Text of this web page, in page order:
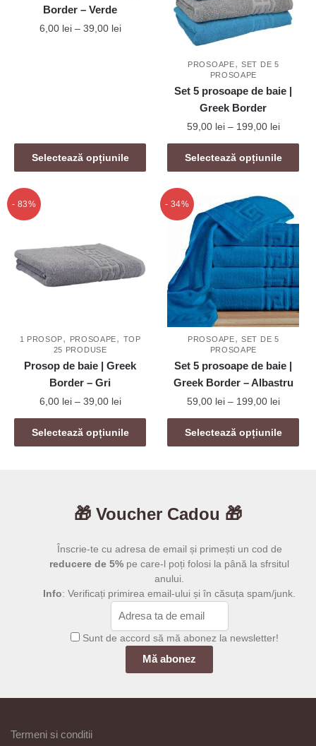
Border – Verde
6,00 lei – 39,00 leiInterval
Selectează opțiunile
Opțiunile
pot
pagina
produsului.
PROSOAPE,SET DE 5
PROSOAPE
Set 5 prosoape de baie |
Greek Border
59,00 lei – 199,00 leiInterval
de
prețuri:
59,00
la
199,00
Selectează opțiunile
Acest
produs
mai
multe
variații.
Opțiunile
pot
fi
alese
în
pagina
produsului.
- 83%
1 PROSOP, PROSOAPE, TOP
25 PRODUSE
Prosop de baie | Greek
Border – Gri
6,00 lei – 39,00 leiInterval
de
prețuri:
6,00 lei
Selectează opțiunile
Acest
produs
variații.
pot
fi
în
produsului.
- 34%
PROSOAPE,SET DE 5
PROSOAPE
Set 5 prosoape de baie |
Greek Border – Albastru
59,00 lei – 199,00 leiInterval
de
prețuri:
59,00
Selectează opțiunile
Acest
produs
variații.
pot
fi
în
🎁 Voucher Cadou 🎁
Înscrie-te cu adresa de email și primești un cod de
reducere de 5% pe care-l poți folosi la până la sfrsitul
anului.
Info: Verificați primirea email-ului și în căsuța spam/junk.
Sunt de accord să mă abonez la newsletter!
Termeni si conditii